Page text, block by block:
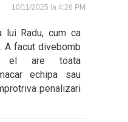
10/11/2025 la 4:26 PM
lui Radu, cum ca
A facut divebomb
el are toata
echipa sau
penalizari